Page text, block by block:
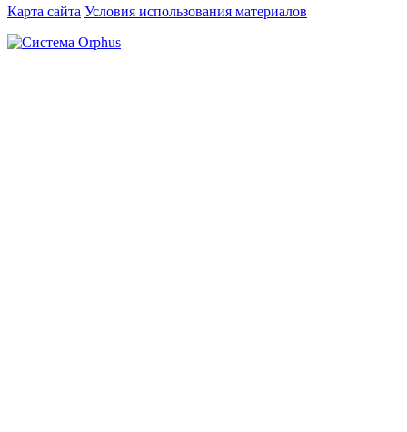
Карта сайта Условия использования материалов